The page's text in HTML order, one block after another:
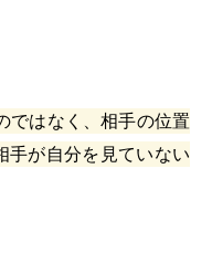
ではなく、相手の位置
手が自分を見ていない